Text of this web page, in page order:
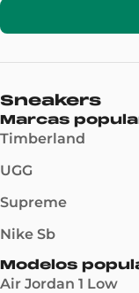
Sneakers
Marcas
Timberland
UGG
Supreme
Nike Sb
Modelos
Air Jordan 1 Low